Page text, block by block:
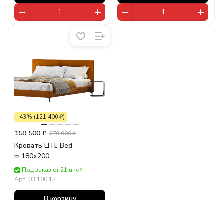
-43% (121 400 ₽)
158 500 ₽ 279 900 ₽
Кровать LITE Bed
m.180х200
Под заказ от 21 дней
Арт. 03.180.13
В корзину